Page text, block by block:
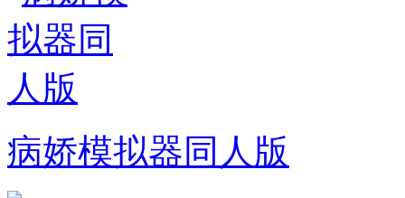
病娇模拟器同人版